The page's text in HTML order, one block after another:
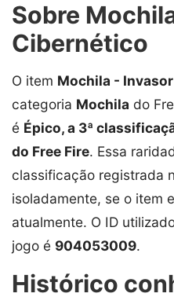
Sobre
Cibernético
O item Mochila -
categoria Mochila do
é Épico, a 3ª
do Free Fire. Essa
classificação registrada
isoladamente, se o item
atualmente. O ID
jogo é 904053009.
Histórico